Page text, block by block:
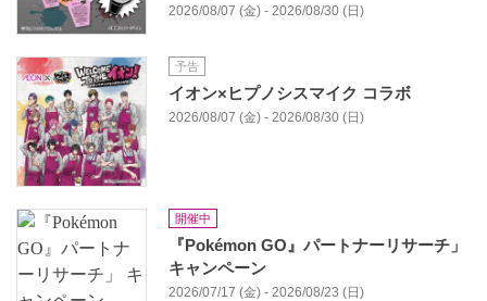
2026/08/07 (金) - 2026/08/30 (日)
予告
イオン×ヒプノシスマイク コラボ
2026/08/07 (金) - 2026/08/30 (日)
開催中
『Pokémon GO』パートナーリサーチ」
キャンペーン
2026/07/17 (金) - 2026/08/23 (日)